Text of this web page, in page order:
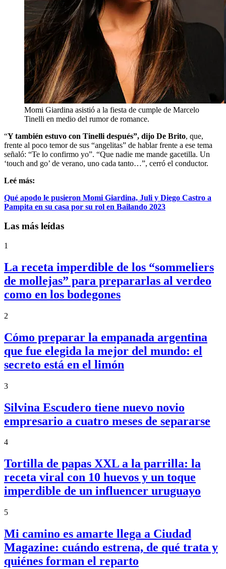
Momi Giardina asistió a la fiesta de cumple de Marcelo
Tinelli en medio del rumor de romance.
“Y también estuvo con Tinelli después”, dijo De Brito, que,
frente al poco temor de sus “angelitas” de hablar frente a ese tema
señaló: “Te lo confirmo yo”. “Que nadie me mande gacetilla. Un
‘touch and go’ de verano, uno cada tanto…”, cerró el conductor.
Leé más:
Qué apodo le pusieron Momi Giardina, Juli y Diego Castro a
Pampita en su casa por su rol en Bailando 2023
Las más leídas
1
La receta imperdible de los “sommeliers
de mollejas” para prepararlas al verdeo
como en los bodegones
2
Cómo preparar la empanada argentina
que fue elegida la mejor del mundo: el
secreto está en el limón
3
Silvina Escudero tiene nuevo novio
empresario a cuatro meses de separarse
4
Tortilla de papas XXL a la parrilla: la
receta viral con 10 huevos y un toque
imperdible de un influencer uruguayo
5
Mi camino es amarte llega a Ciudad
Magazine: cuándo estrena, de qué trata y
quiénes forman el reparto